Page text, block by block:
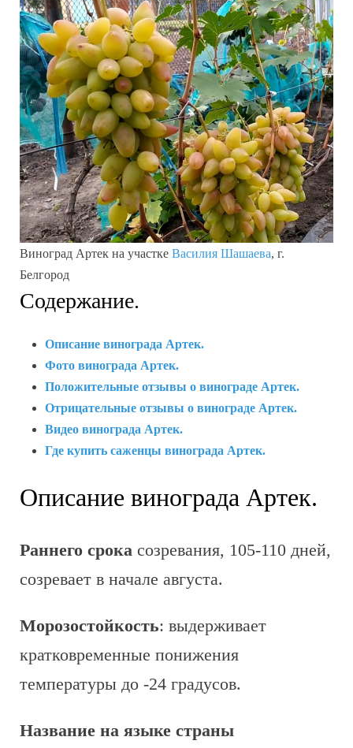
Виноград Артек на участке Василия Шашаева, г.
Белгород
Содержание.
Описание винограда Артек.
Фото винограда Артек.
Положительные отзывы о винограде Артек.
Отрицательные отзывы о винограде Артек.
Видео винограда Артек.
Где купить саженцы винограда Артек.
Описание винограда Артек.
Раннего срока созревания, 105-110 дней,
созревает в начале августа.
Морозостойкость: выдерживает
кратковременные понижения
температуры до -24 градусов.
Название на языке страны